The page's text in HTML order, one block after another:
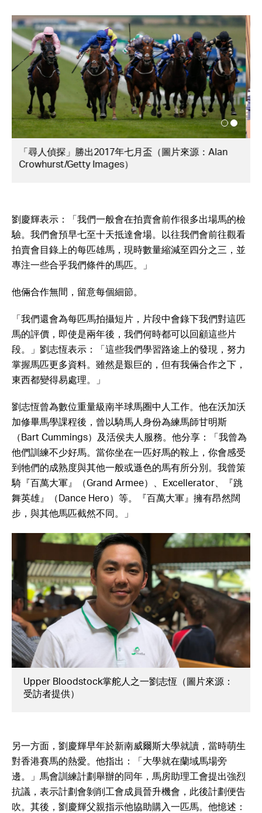
（左起）陳少山，劉志恆及劉慶輝（圖片來源：受訪
者提供）
劉慶輝表示：「我們一般會在拍賣會前作很多出場馬的檢
驗。我們會預早七至十天抵達會場。以往我們會前往觀看
拍賣會目錄上的每匹雄馬，現時數量縮減至四分之三，並
專注一些合乎我們條件的馬匹。」
他倆合作無間，留意每個細節。
「我們還會為每匹馬拍攝短片，片段中會錄下我們對這匹
馬的評價，即使是兩年後，我們何時都可以回顧這些片
段。」劉志恆表示：「這些我們學習路途上的發現，努力
掌握馬匹更多資料。雖然是艱巨的，但有我倆合作之下，
東西都變得易處理。」
劉志恆曾為數位重量級南半球馬圈中人工作。他在沃加沃
加修畢馬學課程後，曾以騎馬人身份為練馬師甘明斯
（Bart Cummings）及活侯夫人服務。他分享：「我曾為
他們訓練不少好馬。當你坐在一匹好馬的鞍上，你會感受
到牠們的成熟度與其他一般或遜色的馬有所分別。我曾策
騎『百萬大軍』（Grand Armee）、Excellerator、『跳
舞英雄』（Dance Hero）等。『百萬大軍』擁有昂然闊
步，與其他馬匹截然不同。」
Upper Bloodstock掌舵人之一劉志恆（圖片來源：
受訪者提供）
另一方面，劉慶輝早年於新南威爾斯大學就讀，當時萌生
對香港賽馬的熱愛。他指出：「大學就在蘭域馬場旁
邊。」馬會訓練計劃舉辦的同年，馬房助理工會提出強烈
抗議，表示計劃會剝削工會成員晉升機會，此後計劃便告
吹。其後，劉慶輝父親指示他協助購入一匹馬。他憶述：